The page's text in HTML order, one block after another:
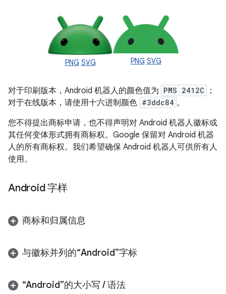
PNG SVG PNG SVG
对于印刷版本，Android 机器人的颜色值为 PMS 2412C
；
对于在线版本，请使用十六进制颜色 #3ddc84 。
您不得提出商标申请，也不得声明对 Android 机器人徽标或
其任何变体形式拥有商标权。Google 保留对 Android 机器
人的所有商标权。我们希望确保 Android 机器人可供所有人
使用。
Android 字样
商标和归属信息
与徽标并列的“Android”字标
“Android”的大小写 /语法